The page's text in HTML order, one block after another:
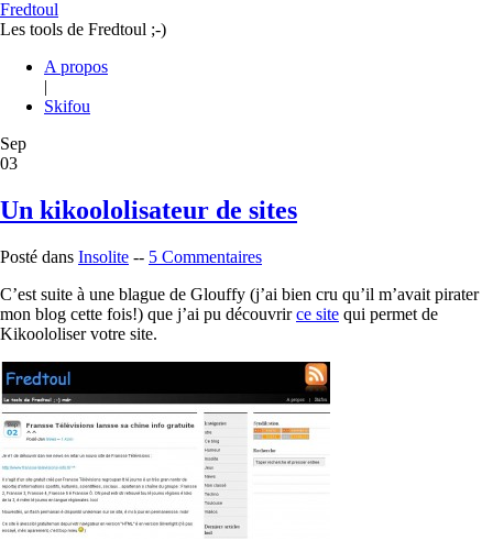
Fredtoul
Les tools de Fredtoul ;-)
A propos
|
Skifou
Sep
03
Un kikoololisateur de sites
Posté dans Insolite -- 5 Commentaires
C’est suite à une blague de Glouffy (j’ai bien cru qu’il m’avait pirater
mon blog cette fois!) que j’ai pu découvrirce site qui permet de
Kikoololiser votre site.